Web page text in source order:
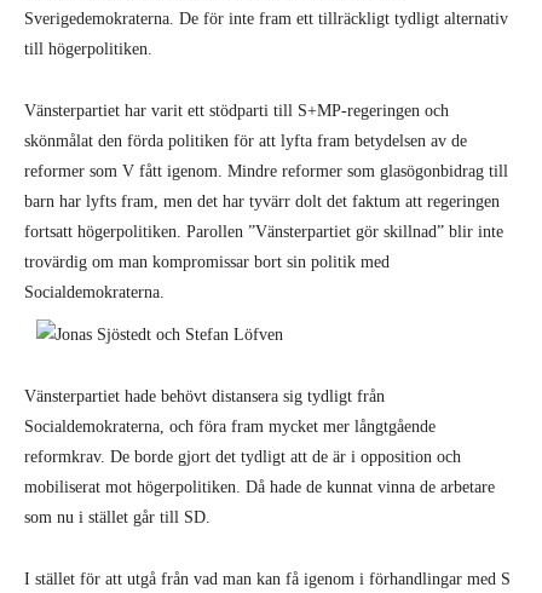
Sverigedemokraterna. De för inte fram ett tillräckligt tydligt alternativ
till högerpolitiken.
Vänsterpartiet har varit ett stödparti till S+MP-regeringen och
skönmålat den förda politiken för att lyfta fram betydelsen av de
reformer som V fått igenom. Mindre reformer som glasögonbidrag till
barn har lyfts fram, men det har tyvärr dolt det faktum att regeringen
fortsatt högerpolitiken. Parollen ”Vänsterpartiet gör skillnad” blir inte
trovärdig om man kompromissar bort sin politik med
Socialdemokraterna.
Vänsterpartiet hade behövt distansera sig tydligt från
Socialdemokraterna, och föra fram mycket mer långtgående
reformkrav. De borde gjort det tydligt att de är i opposition och
mobiliserat mot högerpolitiken. Då hade de kunnat vinna de arbetare
som nu i stället går till SD.
I stället för att utgå från vad man kan få igenom i förhandlingar med S